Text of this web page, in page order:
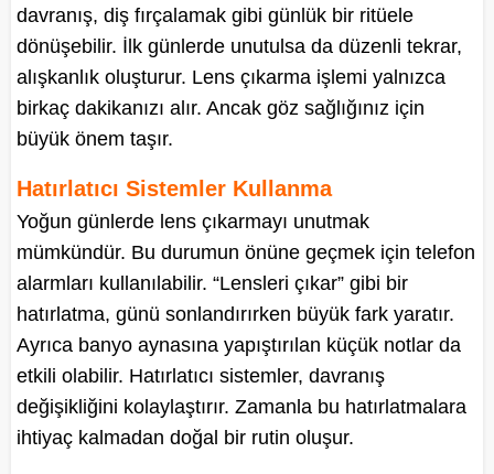
davranış, diş fırçalamak gibi günlük bir ritüele
dönüşebilir. İlk günlerde unutulsa da düzenli tekrar,
alışkanlık oluşturur. Lens çıkarma işlemi yalnızca
birkaç dakikanızı alır. Ancak göz sağlığınız için
büyük önem taşır.
Hatırlatıcı Sistemler Kullanma
Yoğun günlerde lens çıkarmayı unutmak
mümkündür. Bu durumun önüne geçmek için telefon
alarmları kullanılabilir. “Lensleri çıkar” gibi bir
hatırlatma, günü sonlandırırken büyük fark yaratır.
Ayrıca banyo aynasına yapıştırılan küçük notlar da
etkili olabilir. Hatırlatıcı sistemler, davranış
değişikliğini kolaylaştırır. Zamanla bu hatırlatmalara
ihtiyaç kalmadan doğal bir rutin oluşur.